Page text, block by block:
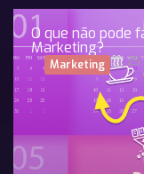
O que não pode
Marketing?
Marketing 25